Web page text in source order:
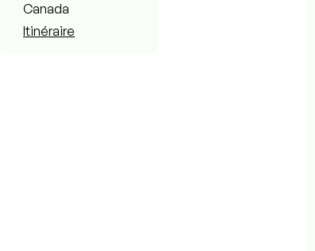
Canada
Itinéraire